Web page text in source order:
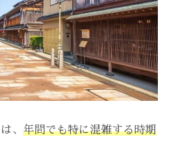
、 年間でも特に混雑する時期